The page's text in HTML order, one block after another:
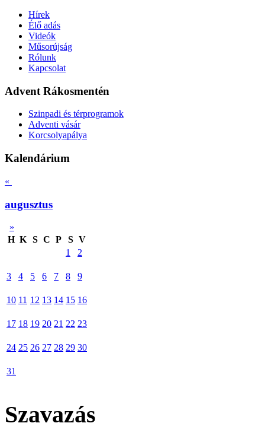
Hírek
Élő adás
Videók
Műsorújság
Rólunk
Kapcsolat
Advent Rákosmentén
Szinpadi és térprogramok
Adventi vásár
Korcsolyapálya
Kalendárium
«
augusztus
»
H K S C P S V
1
2
3 4 5 6 7 8 9
10 11 12 13 14 15 16
17 18 19 20 21 22 23
24 25 26 27 28 29 30
31
Szavazás